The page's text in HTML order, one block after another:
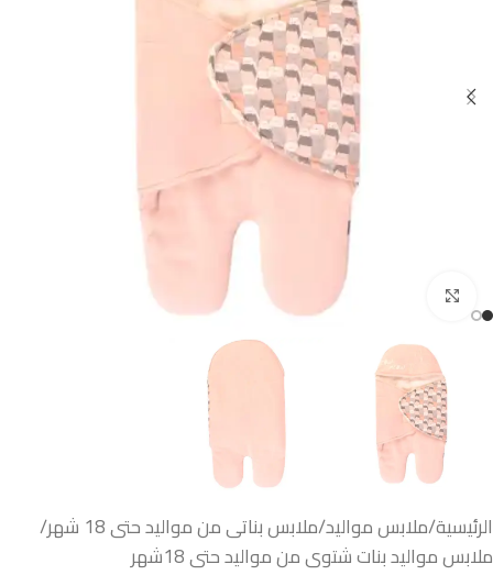
اضغط للتكبير
الرئيسية/ملابس مواليد/ملابس بناتى من مواليد حتى 18 شهر
/
ملابس مواليد بنات شتوى من مواليد حتى 18شهر